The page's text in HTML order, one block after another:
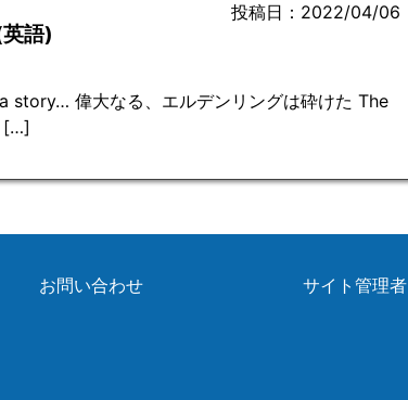
語)
投稿日：2022/04/06
偉大なる、エルデンリングは砕けた The
[…]
お問い合わせ サイト管理者